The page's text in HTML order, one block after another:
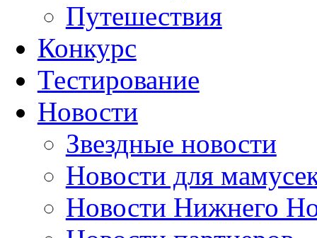
Путешествия
Конкурс
Тестирование
Новости
Звездные новости
Новости для
Новости Нижнего